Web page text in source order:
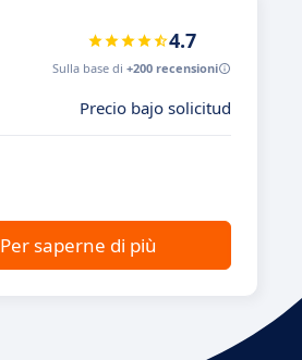
4.7
Sulla base di +200 recensioni
Precio bajo solicitud
Per saperne di più